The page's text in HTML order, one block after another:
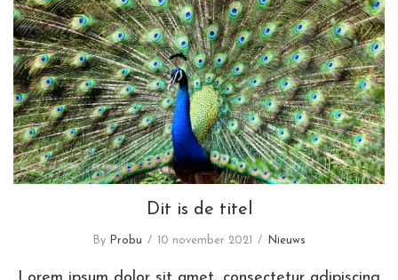
Dit is de titel
Dit is de titel
By Probu 10 november 2021 Nieuws